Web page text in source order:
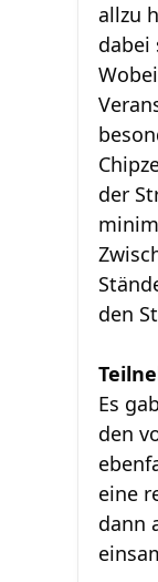
allzu
dabei
der
den
Es
den
eine
dann